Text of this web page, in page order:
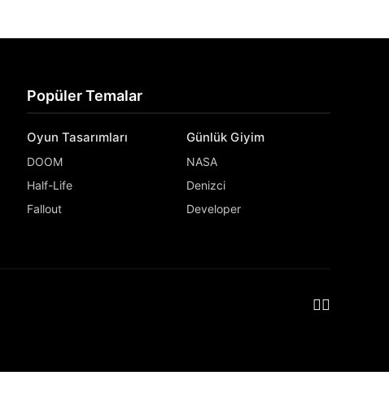
Popüler Temalar
Oyun Tasarımları
DOOM
Half-Life
Fallout
Günlük Giyim
NASA
Denizci
Developer